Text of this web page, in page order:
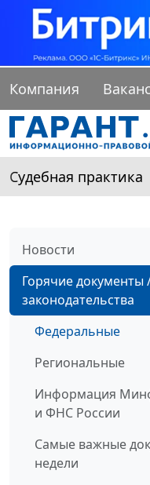
Компания
Судебная практика
Новости
Горячие
законодательства
Федеральные
Региональные
Информация
и ФНС России
Самые важные
недели